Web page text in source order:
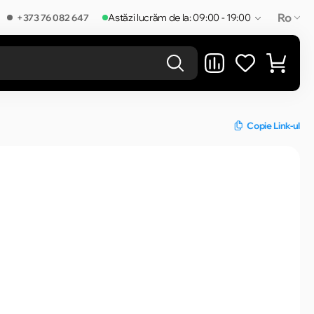
+373 76 082 647 Astăzi lucrăm de la: 09:00 - 19:00 Ro
Copie Link-ul